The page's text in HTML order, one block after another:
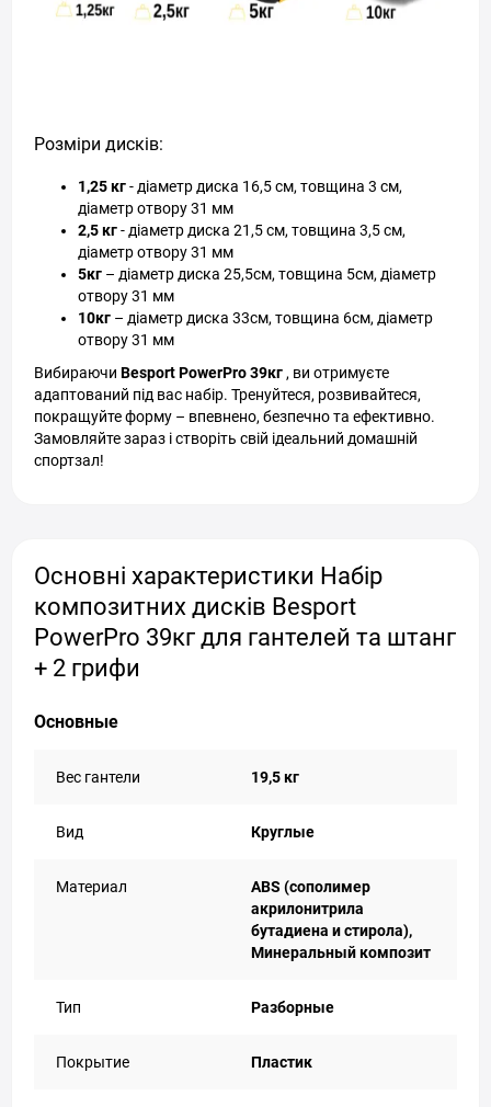
Розміри дисків:
1,25 кг- діаметр диска 16,5 см, товщина 3 см,
діаметр отвору 31 мм
2,5 кг- діаметр диска 21,5 см, товщина 3,5 см,
діаметр отвору 31 мм
5кг – діаметр диска 25,5см, товщина 5см, діаметр
отвору 31 мм
10кг – діаметр диска 33см, товщина 6см, діаметр
отвору 31 мм
Вибираючи Besport PowerPro 39кг , ви отримуєте
адаптований під вас набір. Тренуйтеся, розвивайтеся,
покращуйте форму – впевнено, безпечно та ефективно.
Замовляйте зараз і створіть свій ідеальний домашній
спортзал!
Основні характеристики Набір
композитних дисків Besport
PowerPro 39кг для гантелей та штанг
+ 2 грифи
Основные
Вес гантели 19,5 кг
Вид Круглые
Материал
ABS (сополимер
акрилонитрила
бутадиена и стирола),
Минеральный композит
Тип Разборные
Покрытие Пластик